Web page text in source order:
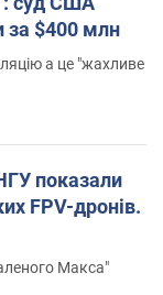
за $400 млн
а це "жахливе
показали
FPV-дронів.
Макса"